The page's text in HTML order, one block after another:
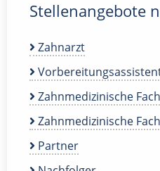
Stellenangebote
Zahnarzt
Zahnmedizinische
Zahnmedizinische
Partner